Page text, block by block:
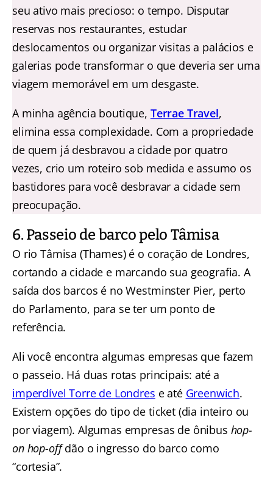
seu ativo mais precioso: o tempo. Disputar
reservas nos restaurantes, estudar
deslocamentos ou organizar visitas a palácios e
galerias pode transformar o que deveria ser uma
viagem memorável em um desgaste.
A minha agência boutique, Terrae Travel,
elimina essa complexidade. Com a propriedade
de quem já desbravou a cidade por quatro
vezes, crio um roteiro sob medida e assumo os
bastidores para você desbravar a cidade sem
preocupação.
6. Passeio de barco pelo Tâmisa
O rio Tâmisa (Thames) é o coração de Londres,
cortando a cidade e marcando sua geografia. A
saída dos barcos é no Westminster Pier, perto
do Parlamento, para se ter um ponto de
referência.
Ali você encontra algumas empresas que fazem
o passeio. Há duas rotas principais: até a
imperdível Torre de Londres e até Greenwich.
Existem opções do tipo de ticket (dia inteiro ou
por viagem). Algumas empresas de ônibus hop-
on hop-offdão o ingresso do barco como
“cortesia”.